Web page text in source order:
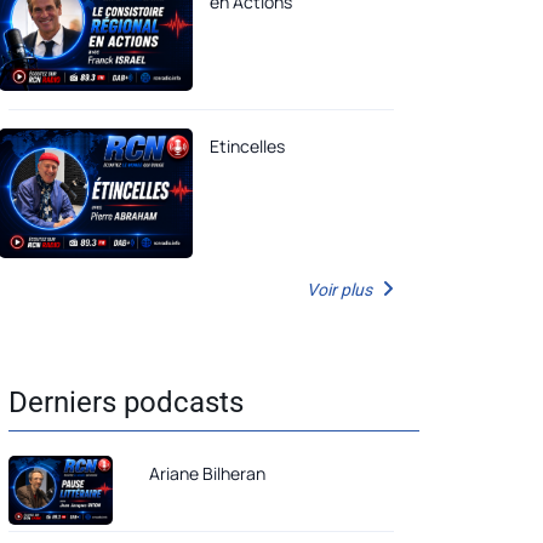
Etincelles
Voir plus
Derniers podcasts
Ariane Bilheran